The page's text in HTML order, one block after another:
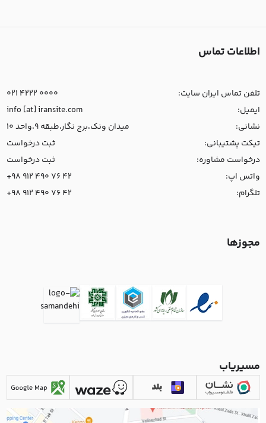
اطلاعات تماس
تلفن تماس ایران سایت:
021 4222 0000
ایمیل:
info [at] iransite.com
نشانی:
میدان ونک،برج نگار،طبقه 9،واحد 10
تیکت پشتیبانی:
ثبت درخواست
درخواست مشاوره:
ثبت درخواست
واتس اپ:
+98 912 490 76 42
تلگرام:
+98 912 490 76 42
مجوزها
مسیریاب